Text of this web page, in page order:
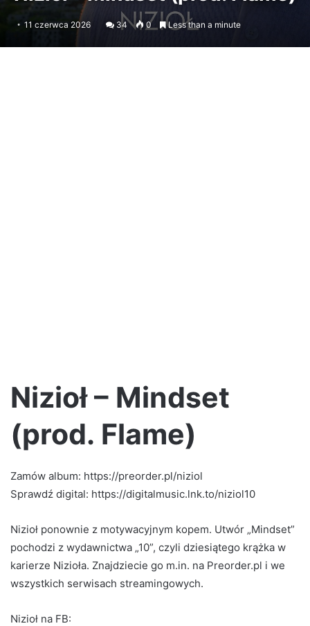
11 czerwca 2026 34 0 Less than a minute
Nizioł – Mindset
(prod. Flame)
Zamów album: https://preorder.pl/niziol
Sprawdź digital: https://digitalmusic.lnk.to/niziol10
Nizioł ponownie z motywacyjnym kopem. Utwór „Mindset”
pochodzi z wydawnictwa „10”, czyli dziesiątego krążka w
karierze Nizioła. Znajdziecie go m.in. na Preorder.pl i we
wszystkich serwisach streamingowych.
Nizioł na FB: